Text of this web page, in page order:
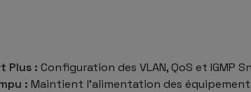
Plus : Configuration des VLAN, QoS et
: Maintient l’alimentation des